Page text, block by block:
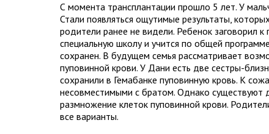
С момента трансплантации прошло 5 лет. У
Стали появляться ощутимые результаты,
родители ранее не видели. Ребенок заговорил
специальную школу и учится по общей
сохранен. В будущем семья рассматривает
пуповинной крови. У Дани есть две сестры-
сохранили в Гемабанке пуповинную кровь. К
несовместимыми с братом. Однако существуют
размножение клеток пуповинной крови.
все варианты.